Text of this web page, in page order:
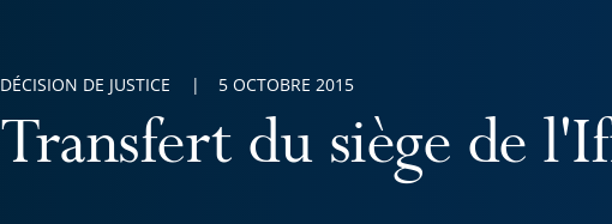
Transfert du siège de
DÉCISION DE JUSTICE 5 OCTOBRE 2015